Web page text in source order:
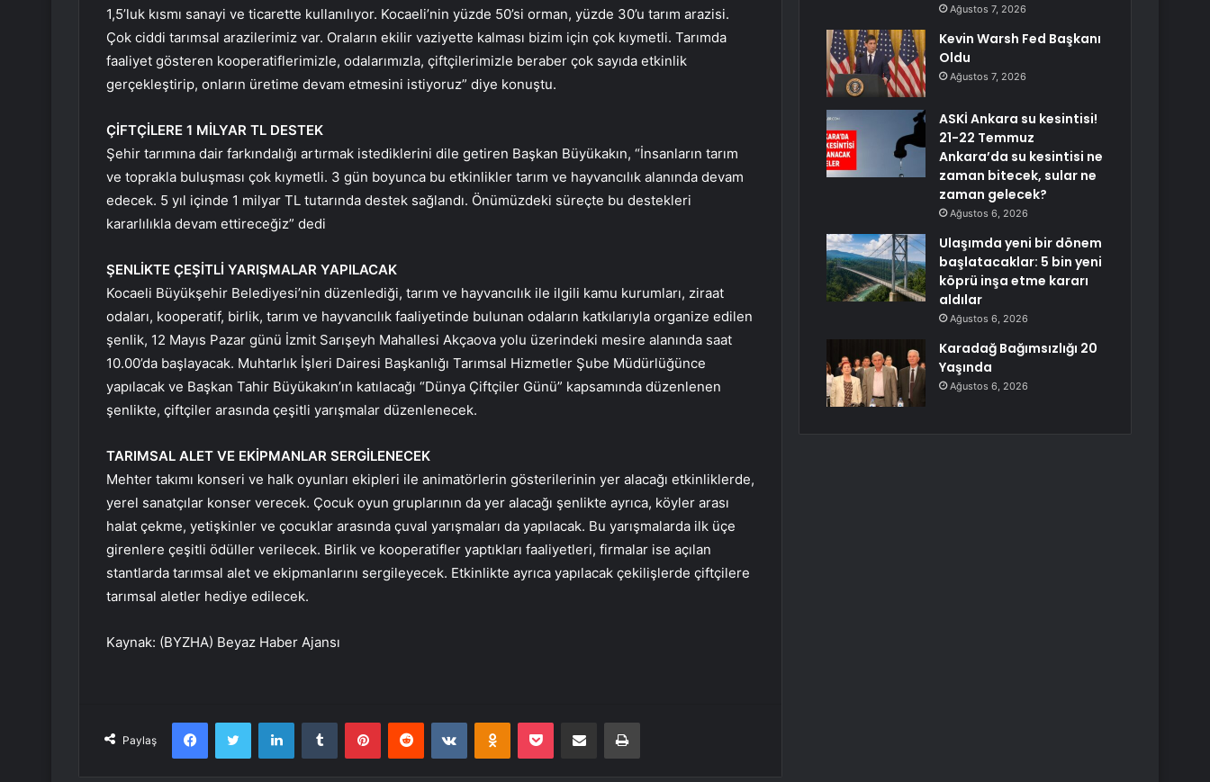
1,5’luk kısmı sanayi ve ticarette kullanılıyor. Kocaeli’nin yüzde 50’si orman, yüzde 30’u tarım arazisi.
Çok ciddi tarımsal arazilerimiz var. Oraların ekilir vaziyette kalması bizim için çok kıymetli. Tarımda
faaliyet gösteren kooperatiflerimizle, odalarımızla, çiftçilerimizle beraber çok sayıda etkinlik
gerçekleştirip, onların üretime devam etmesini istiyoruz” diye konuştu.
ÇİFTÇİLERE 1 MİLYAR TL DESTEK
Şehir tarımına dair farkındalığı artırmak istediklerini dile getiren Başkan Büyükakın, “İnsanların tarım
ve toprakla buluşması çok kıymetli. 3 gün boyunca bu etkinlikler tarım ve hayvancılık alanında devam
edecek. 5 yıl içinde 1 milyar TL tutarında destek sağlandı. Önümüzdeki süreçte bu destekleri
kararlılıkla devam ettireceğiz” dedi
ŞENLİKTE ÇEŞİTLİ YARIŞMALAR YAPILACAK
Kocaeli Büyükşehir Belediyesi’nin düzenlediği, tarım ve hayvancılık ile ilgili kamu kurumları, ziraat
odaları, kooperatif, birlik, tarım ve hayvancılık faaliyetinde bulunan odaların katkılarıyla organize edilen
şenlik, 12 Mayıs Pazar günü İzmit Sarışeyh Mahallesi Akçaova yolu üzerindeki mesire alanında saat
10.00’da başlayacak. Muhtarlık İşleri Dairesi Başkanlığı Tarımsal Hizmetler Şube Müdürlüğünce
yapılacak ve Başkan Tahir Büyükakın’ın katılacağı “Dünya Çiftçiler Günü” kapsamında düzenlenen
şenlikte, çiftçiler arasında çeşitli yarışmalar düzenlenecek.
TARIMSAL ALET VE EKİPMANLAR SERGİLENECEK
Mehter takımı konseri ve halk oyunları ekipleri ile animatörlerin gösterilerinin yer alacağı etkinliklerde,
yerel sanatçılar konser verecek. Çocuk oyun gruplarının da yer alacağı şenlikte ayrıca, köyler arası
halat çekme, yetişkinler ve çocuklar arasında çuval yarışmaları da yapılacak. Bu yarışmalarda ilk üçe
girenlere çeşitli ödüller verilecek. Birlik ve kooperatifler yaptıkları faaliyetleri, firmalar ise açılan
stantlarda tarımsal alet ve ekipmanlarını sergileyecek. Etkinlikte ayrıca yapılacak çekilişlerde çiftçilere
tarımsal aletler hediye edilecek.
Kaynak: (BYZHA) Beyaz Haber Ajansı
Paylaş
FacebookTwitter LinkedInTumblr PinterestReddit VKontakteOdnoklassniki
Pocket E-Posta ile paylaş Yazdır
Ağustos 7, 2026
Kevin Warsh Fed Başkanı
Oldu
Ağustos 7, 2026
ASKİ Ankara su kesintisi!
21-22 Temmuz
Ankara’da su kesintisi ne
zaman bitecek, sular ne
zaman gelecek?
Ağustos 6, 2026
Ulaşımda yeni bir dönem
başlatacaklar: 5 bin yeni
köprü inşa etme kararı
aldılar
Ağustos 6, 2026
Karadağ Bağımsızlığı 20
Yaşında
Ağustos 6, 2026